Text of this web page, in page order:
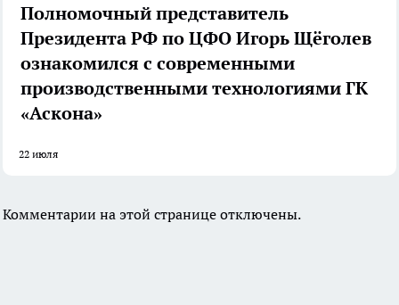
Полномочный представитель
Президента РФ по ЦФО Игорь Щёголев
ознакомился с современными
производственными технологиями ГК
«Аскона»
22 июля
Комментарии на этой странице отключены.